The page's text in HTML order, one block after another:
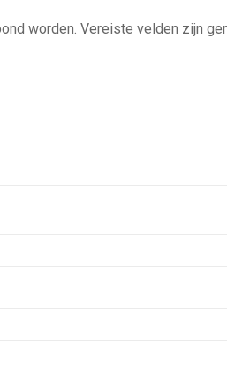
worden. Vereiste velden zijn